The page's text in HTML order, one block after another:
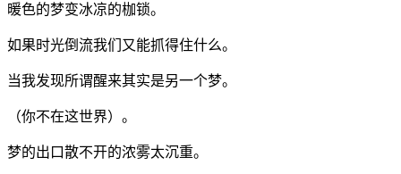
暖色的梦变冰凉的枷锁。
如果时光倒流我们又能抓得住什么。
当我发现所谓醒来其实是另一个梦。
（你不在这世界）。
梦的出口散不开的浓雾太沉重。